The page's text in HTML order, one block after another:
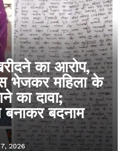
का आरोप,
भेजकर महिला के
का दावा;
बनाकर बदनाम
2026